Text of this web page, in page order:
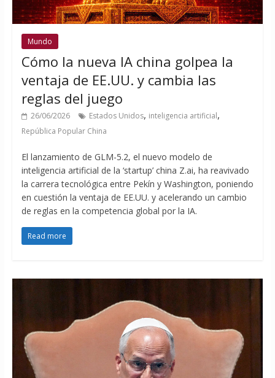
Mundo
Cómo la nueva IA china golpea la
ventaja de EE.UU. y cambia las
reglas del juego
26/06/2026 Estados Unidos, inteligencia artificial,
República Popular China
El lanzamiento de GLM-5.2, el nuevo modelo de
inteligencia artificial de la ‘startup’ china Z.ai, ha reavivado
la carrera tecnológica entre Pekín y Washington, poniendo
en cuestión la ventaja de EE.UU. y acelerando un cambio
de reglas en la competencia global por la IA.
Read more